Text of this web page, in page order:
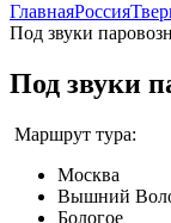
ГлавнаяРоссия
Под звуки
Под звуки
Маршрут тура:
Москва
Вышний
Бологое